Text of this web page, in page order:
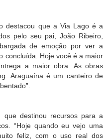
destacou que a Via Lago é a
pelo seu pai, João Ribeiro,
de emoção por ver a
concluída. Hoje você é a maior
a maior obra. As obras
Araguaína é um canteiro de
que destinou recursos para a
“Hoje quando eu vejo uma
feliz, com o uso real dos